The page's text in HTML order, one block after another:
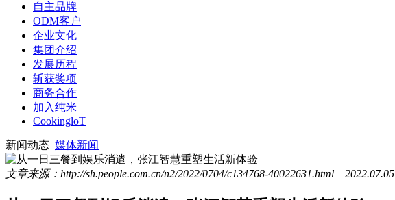
自主品牌
ODM客户
企业文化
集团介绍
发展历程
斩获奖项
商务合作
加入纯米
CookingloT
新闻动态 媒体新闻
文章来源：http://sh.people.com.cn/n2/2022/0704/c134768-40022631.html 2022.07.05